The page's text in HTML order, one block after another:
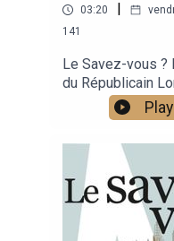
03:20
141
Le Savez-vous
du Républicain
ce que vous
par Jean-Marie
réalisés par la
Play